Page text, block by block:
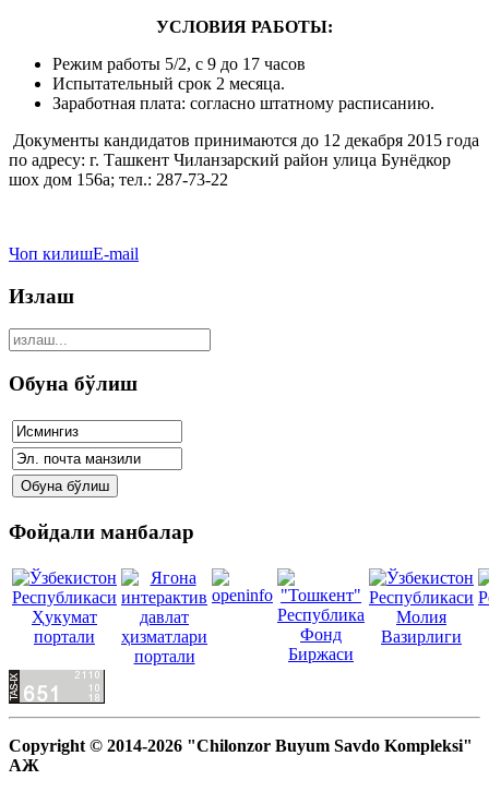
УСЛОВИЯ РАБОТЫ:
Режим работы 5/2, с 9 до 17 часов
Испытательный срок 2 месяца.
Заработная плата: согласно штатному расписанию.
Документы кандидатов принимаются до 12 декабря 2015 года
по адресу: г. Ташкент Чиланзарский район улица Бунёдкор
шох дом 156а; тел.: 287-73-22
Чоп килишE-mail
Излаш
Обуна бўлиш
Фойдали манбалар
Copyright © 2014-2026 "Chilonzor Buyum Savdo Kompleksi"
АЖ